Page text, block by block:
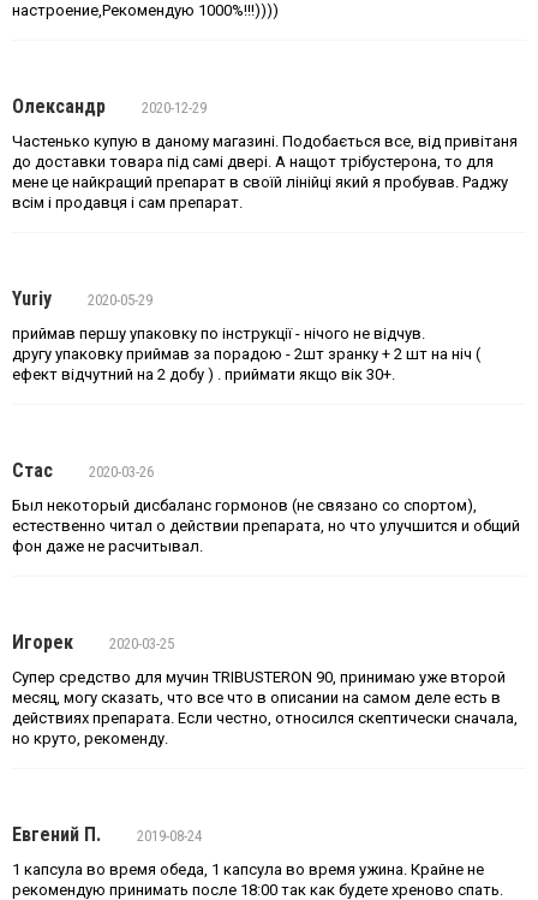
настроение,Рекомендую 1000%!!!))))
Олександр
2020-12-29
Частенько купую в даному магазині. Подобається все, від привітаня
до доставки товара під самі двері. А нащот трібустерона, то для
мене це найкращий препарат в своїй лінійці який я пробував. Раджу
всім і продавця і сам препарат.
Yuriy
2020-05-29
приймав першу упаковку по інструкції - нічого не відчув.
другу упаковку приймав за порадою - 2шт зранку + 2 шт на ніч (
ефект відчутний на 2 добу ) . приймати якщо вік 30+.
Стас
2020-03-26
Был некоторый дисбаланс гормонов (не связано со спортом),
естественно читал о действии препарата, но что улучшится и общий
фон даже не расчитывал.
Игорек
2020-03-25
Супер средство для мучин TRIBUSTERON 90, принимаю уже второй
месяц, могу сказать, что все что в описании на самом деле есть в
действиях препарата. Если честно, относился скептически сначала,
но круто, рекоменду.
Евгений П.
2019-08-24
1 капсула во время обеда, 1 капсула во время ужина. Крайне не
рекомендую принимать после 18:00 так как будете хреново спать.